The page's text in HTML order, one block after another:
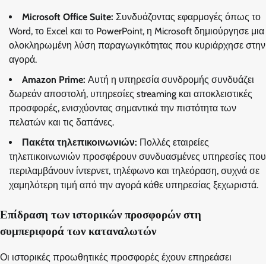
Microsoft Office Suite: Συνδυάζοντας εφαρμογές όπως το
Word, το Excel και το PowerPoint, η Microsoft δημιούργησε μια
ολοκληρωμένη λύση παραγωγικότητας που κυριάρχησε στην
αγορά.
Amazon Prime: Αυτή η υπηρεσία συνδρομής συνδυάζει
δωρεάν αποστολή, υπηρεσίες streaming και αποκλειστικές
προσφορές, ενισχύοντας σημαντικά την πιστότητα των
πελατών και τις δαπάνες.
Πακέτα τηλεπικοινωνιών: Πολλές εταιρείες
τηλεπικοινωνιών προσφέρουν συνδυασμένες υπηρεσίες που
περιλαμβάνουν ίντερνετ, τηλέφωνο και τηλεόραση, συχνά σε
χαμηλότερη τιμή από την αγορά κάθε υπηρεσίας ξεχωριστά.
Επίδραση των ιστορικών προσφορών στη
συμπεριφορά των καταναλωτών
Οι ιστορικές προωθητικές προσφορές έχουν επηρεάσει